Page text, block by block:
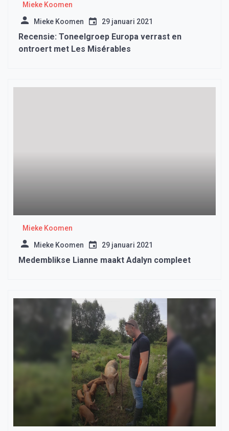
Mieke Koomen
Mieke Koomen 29 januari 2021
Recensie: Toneelgroep Europa verrast en
ontroert met Les Misérables
Mieke Koomen
Mieke Koomen 29 januari 2021
Medemblikse Lianne maakt Adalyn compleet